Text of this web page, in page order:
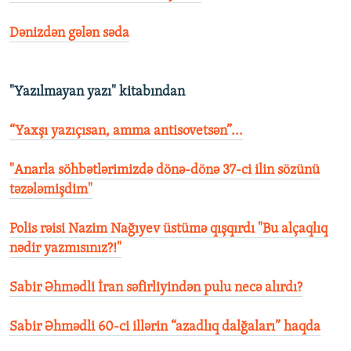
Dənizdən gələn səda
"Yazılmayan yazı" kitabından
“Yaxşı yazıçısan, amma antisovetsən”...
"Anarla söhbətlərimizdə dönə-dönə 37-ci ilin sözünü
təzələmişdim"
Polis rəisi Nazim Nağıyev üstümə qışqırdı "Bu alçaqlıq
nədir yazmısınız?!"
Sabir Əhmədli İran səfirliyindən pulu necə alırdı?
Sabir Əhmədli 60-ci illərin “azadlıq dalğaları” haqda